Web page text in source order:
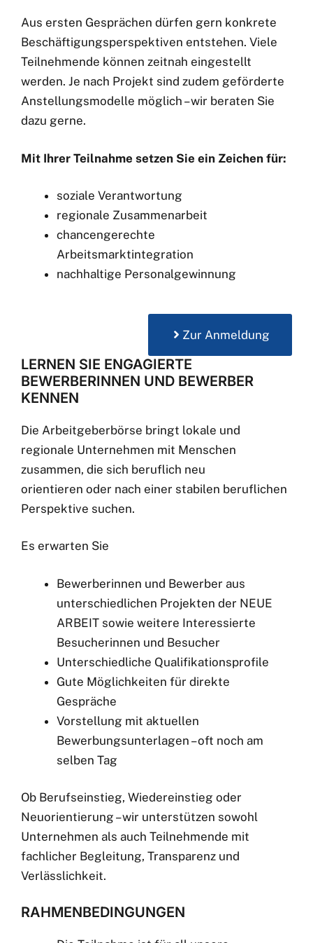
Aus ersten Gesprächen dürfen gern konkrete
Beschäftigungsperspektiven entstehen. Viele
Teilnehmende können zeitnah eingestellt
werden. Je nach Projekt sind zudem geförderte
Anstellungsmodelle möglich – wir beraten Sie
dazu gerne.
Mit Ihrer Teilnahme setzen Sie ein Zeichen für:
soziale Verantwortung
regionale Zusammenarbeit
chancengerechte
Arbeitsmarktintegration
nachhaltige Personalgewinnung
Zur Anmeldung
LERNEN SIE ENGAGIERTE
BEWERBERINNEN UND BEWERBER
KENNEN
Die Arbeitgeberbörse bringt lokale und
regionale Unternehmen mit Menschen
zusammen, die sich beruflich neu
orientieren oder nach einer stabilen beruflichen
Perspektive suchen.
Es erwarten Sie
Bewerberinnen und Bewerber aus
unterschiedlichen Projekten der NEUE
ARBEIT sowie weitere Interessierte
Besucherinnen und Besucher
Unterschiedliche Qualifikationsprofile
Gute Möglichkeiten für direkte
Gespräche
Vorstellung mit aktuellen
Bewerbungsunterlagen – oft noch am
selben Tag
Ob Berufseinstieg, Wiedereinstieg oder
Neuorientierung – wir unterstützen sowohl
Unternehmen als auch Teilnehmende mit
fachlicher Begleitung, Transparenz und
Verlässlichkeit.
RAHMENBEDINGUNGEN